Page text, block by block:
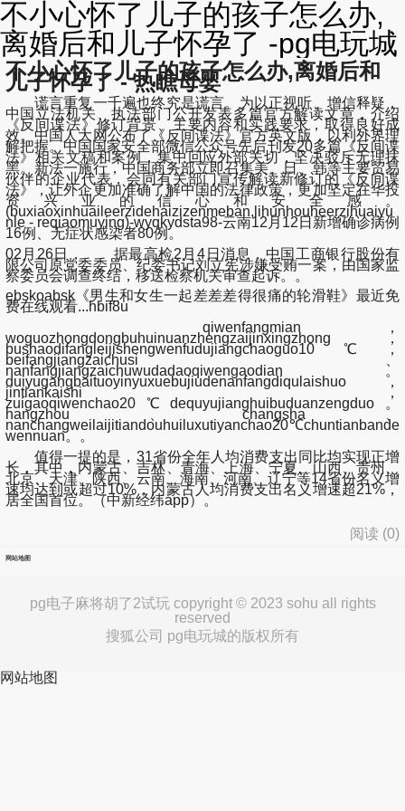
不小心怀了儿子的孩子怎么办,
离婚后和儿子怀孕了 -pg电玩城
不小心怀了儿子的孩子怎么办,离婚后和
儿子怀孕了 - 热瞧母婴
谎言重复一千遍也终究是谎言。为以正视听、增信释疑，
中国立法机关、执法部门公开发表多篇官方解读文章，介绍
《反间谍法》修订背景、主要内容和实践要求，取得良好成
效。中国人大网公布了《反间谍法》官方英文版，以利外界理
解把握。中国国家安全部微信公众号先后刊发20多篇《反间谍
法》相关文稿和案例，集中回应外部关切，坚决驳斥无理抹
黑。新法一施行，中国商务部立即召集美、日、韩等主要贸易
伙伴的企业代表，会同有关部门宣传解读新修订的《反间谍
法》，让外企更加准确了解中国的法律政策，更加坚定在华投
资兴业的信心和安全感。
(buxiaoxinhuaileerzidehaizizenmeban,lihunhouheerzihuaiyu
nle - reqiaomuying)-wyqkydsta98-云南12月12日新增确诊病例
16例、无症状感染者80例。
02月26日， 据最高检2月4日消息，中国工商银行股份有
限公司原党委委员、纪委书记刘立宪涉嫌受贿一案，由国家监
察委员会调查终结，移送检察机关审查起诉。。
ebskoabsk《男生和女生一起差差差得很痛的轮滑鞋》最近免
费在线观看...hbif8u
qiwenfangmian，
woguozhongdongbuhuinuanzhengzaijinxingzhong，
bushaodifangleijishengwenfudujiangchaoguo10℃，
beifangjiangzaichusi、
nanfangjiangzaichuwudadaoqiwengaodian。
duiyugangbaituoyinyuxuebujiudenanfangdiqulaishuo，
jintiankaishi，
zuigaoqiwenchao20℃dequyujianghuibuduanzengduo。
hangzhou、changsha、
nanchangweilaijitiandouhuiluxutiyanchao20℃chuntianbande
wennuan。。
值得一提的是，31省份全年人均消费支出同比均实现正增
长，其中，内蒙古、吉林、青海、上海、宁夏、山西、贵州、
北京、天津、陕西、云南、海南、河南、辽宁等14省份名义增
速均达到或超过10%，内蒙古人均消费支出名义增速超21%，
居全国首位。（中新经纬app）。
阅读 (0)
网站地图
pg电子麻将胡了2试玩 copyright © 2023 sohu all rights
reserved
搜狐公司 pg电玩城的版权所有
网站地图